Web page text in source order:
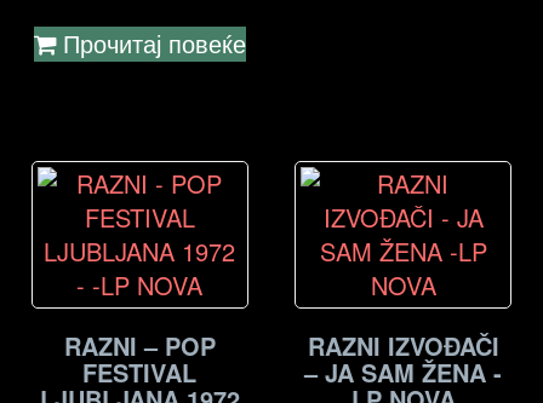
Прочитај повеќе
RAZNI – POP
FESTIVAL
RAZNI IZVOĐAČI
– JA SAM ŽENA -